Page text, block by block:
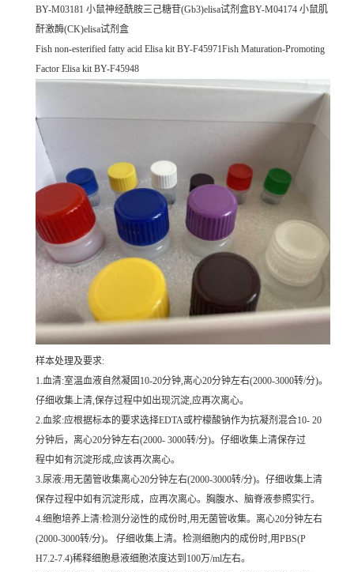
BY-M03181 小鼠神经酰胺三己糖苷(Gb3)elisa试剂盒BY-M04174 小鼠肌
酐激酶(CK)elisa试剂盒
Fish non-esterified fatty acid Elisa kit BY-F45971Fish Maturation-Promoting
Factor Elisa kit BY-F45948
样本处理及要求:
1.血清:室温血液自然凝固10-20分钟,离心20分钟左右(2000-3000转/分)。
仔细收集上清,保存过程中如出现沉淀,应再次离心。
2.血浆:应根据标本的要求选择EDTA或柠檬酸钠作为抗凝剂混合10- 20
分钟后，离心20分钟左右(2000- 3000转/分)。仔细收集上清保存过
程中如有沉淀形成,应该再次离心。
3.尿液:用无菌管收集离心20分钟左右(2000-3000转/分)。仔细收集上清
保存过程中如有沉淀形成，应再次离心。胸腹水、脑脊液参照实行。
4.细胞培养上清:检测分泌性的成份时,用无菌管收集。离心20分钟左右
(2000-3000转/分)。 仔细收集上清。检测细胞内的成份时,用PBS(P
H7.2-7.4)稀释细胞悬液细胞浓度达到100万/ml左右。